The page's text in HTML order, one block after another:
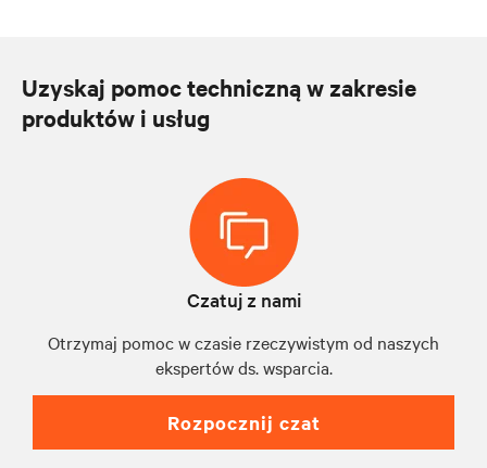
Uzyskaj pomoc techniczną w zakresie
produktów i usług
Czatuj z nami
Otrzymaj pomoc w czasie rzeczywistym od naszych
ekspertów ds. wsparcia.
Rozpocznij czat